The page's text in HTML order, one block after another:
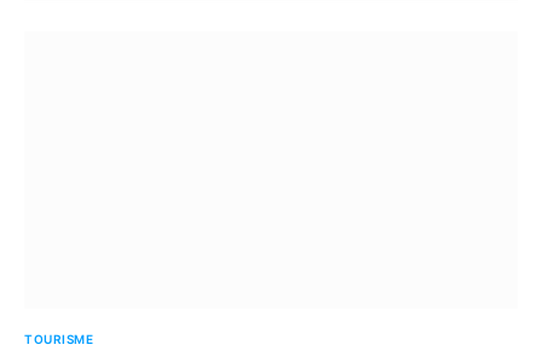
TOURISME